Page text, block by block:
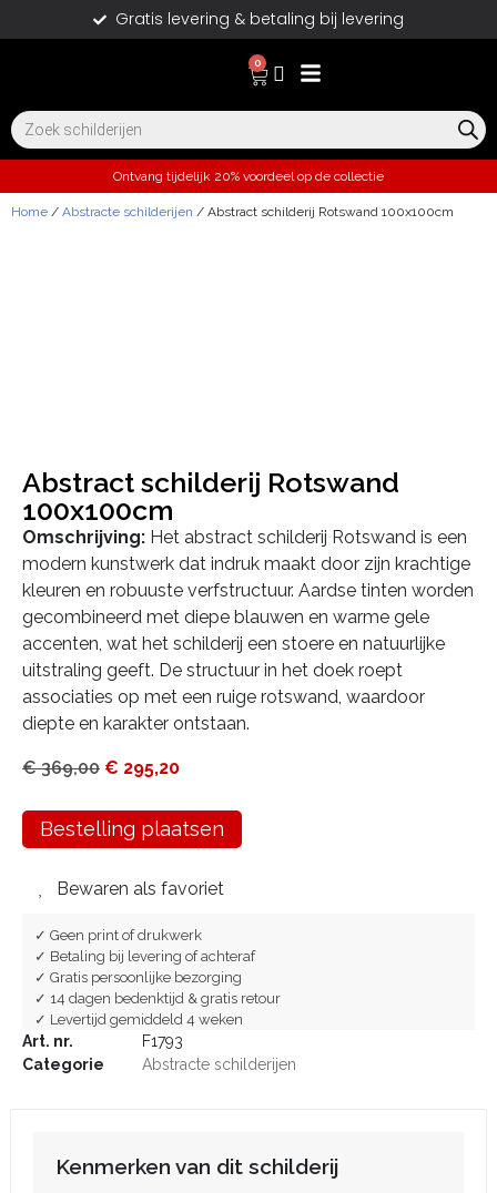
Gratis levering & betaling bij levering
0
Ontvang tijdelijk 20% voordeel op de collectie
Home / Abstracte schilderijen / Abstract schilderij Rotswand 100x100cm
Abstract schilderij Rotswand
100x100cm
Omschrijving: Het abstract schilderij Rotswand is een
modern kunstwerk dat indruk maakt door zijn krachtige
kleuren en robuuste verfstructuur. Aardse tinten worden
gecombineerd met diepe blauwen en warme gele
accenten, wat het schilderij een stoere en natuurlijke
uitstraling geeft. De structuur in het doek roept
associaties op met een ruige rotswand, waardoor
diepte en karakter ontstaan.
€369,00 € 295,20
Bestelling plaatsen
Bewaren als favoriet
✓ Geen print of drukwerk
✓ Betaling bij levering of achteraf
✓ Gratis persoonlijke bezorging
✓ 14 dagen bedenktijd & gratis retour
✓ Levertijd gemiddeld 4 weken
Art. nr.
F1793
Categorie
Abstracte schilderijen
Kenmerken van dit schilderij